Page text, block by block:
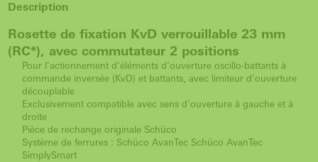
Description
Rosette de fixation KvD verrouillable 23 mm
(RC*), avec commutateur 2 positions
Pour l'actionnement d’éléments d’ouverture oscillo-battants à
commande inversée (KvD) et battants, avec limiteur d'ouverture
découplable
Exclusivement compatible avec sens d'ouverture à gauche et à
droite
Pièce de rechange originale Schüco
Système de ferrures : Schüco AvanTec Schüco AvanTec
SimplySmart